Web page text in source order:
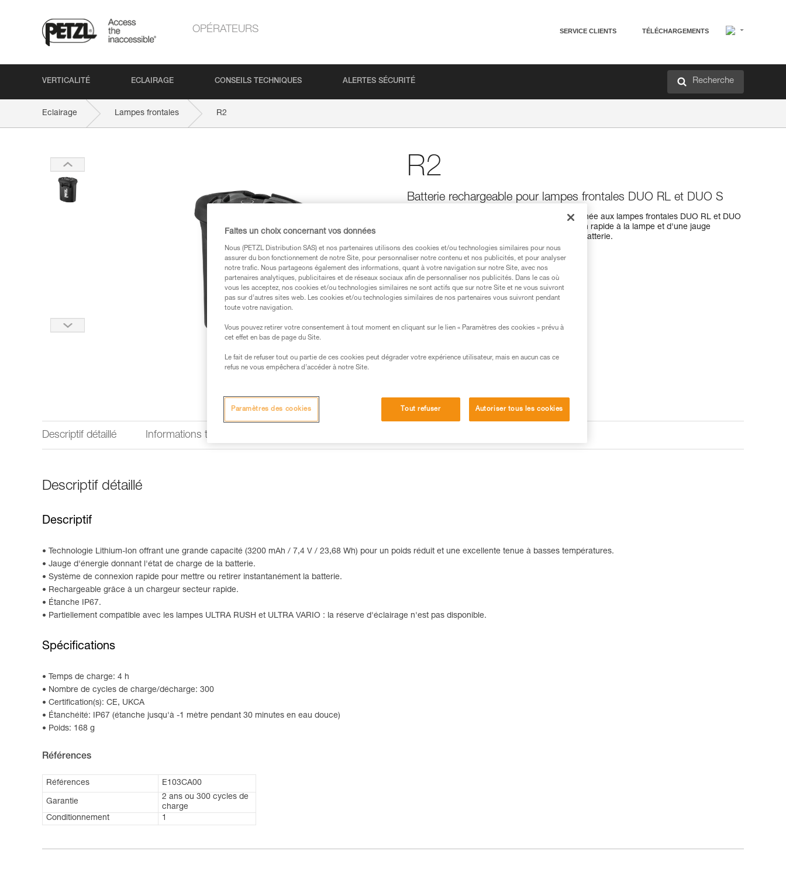
OPÉRATEURS SERVICE CLIENTS TÉLÉCHARGEMENTS
VERTICALITÉ ECLAIRAGE CONSEILS TECHNIQUES ALERTES SÉCURITÉ Recherche
Eclairage Lampes frontales R2
R2
Batterie rechargeable pour lampes frontales DUO RL et DUO S
Batterie rechargeable haute performance, destinée aux lampes frontales DUO RL et DUO
S. Robuste, elle est aussi dotée d'une connexion rapide à la lampe et d'une jauge
d'énergie pour connaître l'état de charge de la batterie.
Trouvez un revendeur
Descriptif détaillé Informations techniques
Descriptif détaillé
Descriptif
Technologie Lithium-Ion offrant une grande capacité (3200 mAh / 7,4 V / 23,68 Wh) pour un poids réduit et une excellente tenue à basses températures.
Jauge d'énergie donnant l'état de charge de la batterie.
Système de connexion rapide pour mettre ou retirer instantanément la batterie.
Rechargeable grâce à un chargeur secteur rapide.
Étanche IP67.
Partiellement compatible avec les lampes ULTRA RUSH et ULTRA VARIO : la réserve d'éclairage n'est pas disponible.
Spécifications
Temps de charge: 4 h
Nombre de cycles de charge/décharge: 300
Certification(s): CE, UKCA
Étanchéité: IP67 (étanche jusqu'à -1 mètre pendant 30 minutes en eau douce)
Poids: 168 g
Références
Références E103CA00
Garantie
2 ans ou 300 cycles de
charge
Conditionnement
1
Faites un choix concernant vos données
Nous (PETZL Distribution SAS) et nos partenaires utilisons des cookies et/ou technologies similaires pour nous
assurer du bon fonctionnement de notre Site, pour personnaliser notre contenu et nos publicités, et pour analyser
notre trafic. Nous partageons également des informations, quant à votre navigation sur notre Site, avec nos
partenaires analytiques, publicitaires et de réseaux sociaux afin de personnaliser nos publicités. Dans le cas où
vous les acceptez, nos cookies et/ou technologies similaires ne sont actifs que sur notre Site et ne vous suivront
pas sur d’autres sites web. Les cookies et/ou technologies similaires de nos partenaires vous suivront pendant
toute votre navigation.
Vous pouvez retirer votre consentement à tout moment en cliquant sur le lien « Paramètres des cookies » prévu à
cet effet en bas de page du Site.
Le fait de refuser tout ou partie de ces cookies peut dégrader votre expérience utilisateur, mais en aucun cas ce
refus ne vous empêchera d’accéder à notre Site.
Tout refuser Autoriser tous les cookies
Paramètres des cookies